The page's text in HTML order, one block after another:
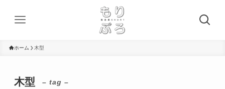
ホーム 木型
木型 – tag –